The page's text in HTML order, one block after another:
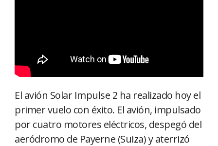
El avión Solar Impulse 2 ha realizado hoy el
primer vuelo con éxito. El avión, impulsado
por cuatro motores eléctricos, despegó del
aeródromo de Payerne (Suiza) y aterrizó